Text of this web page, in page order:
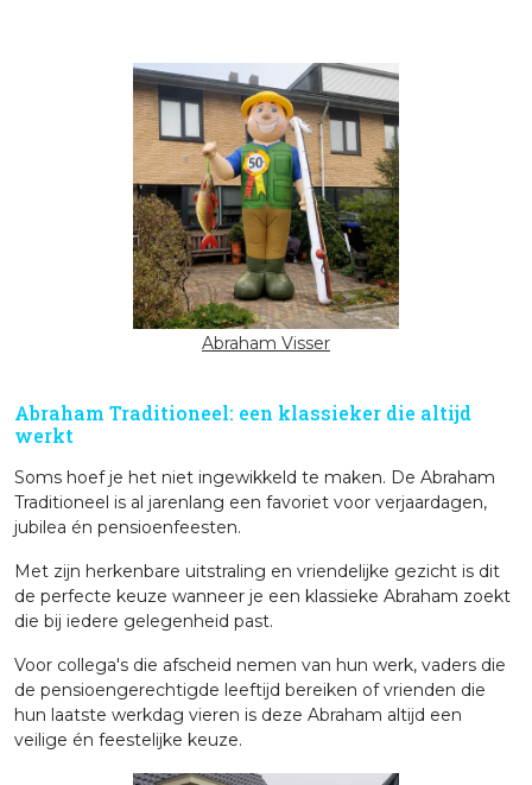
Abraham Visser
Abraham Traditioneel: een klassieker die altijd
werkt
Soms hoef je het niet ingewikkeld te maken. De Abraham
Traditioneel is al jarenlang een favoriet voor verjaardagen,
jubilea én pensioenfeesten.
Met zijn herkenbare uitstraling en vriendelijke gezicht is dit
de perfecte keuze wanneer je een klassieke Abraham zoekt
die bij iedere gelegenheid past.
Voor collega's die afscheid nemen van hun werk, vaders die
de pensioengerechtigde leeftijd bereiken of vrienden die
hun laatste werkdag vieren is deze Abraham altijd een
veilige én feestelijke keuze.